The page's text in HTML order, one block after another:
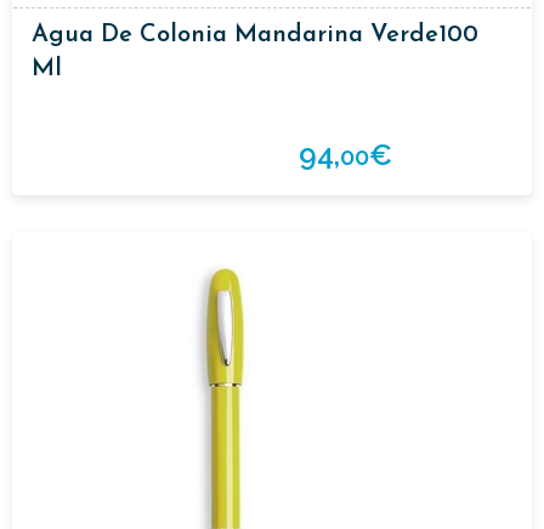
Agua De Colonia Mandarina Verde100
Ml
94,00€